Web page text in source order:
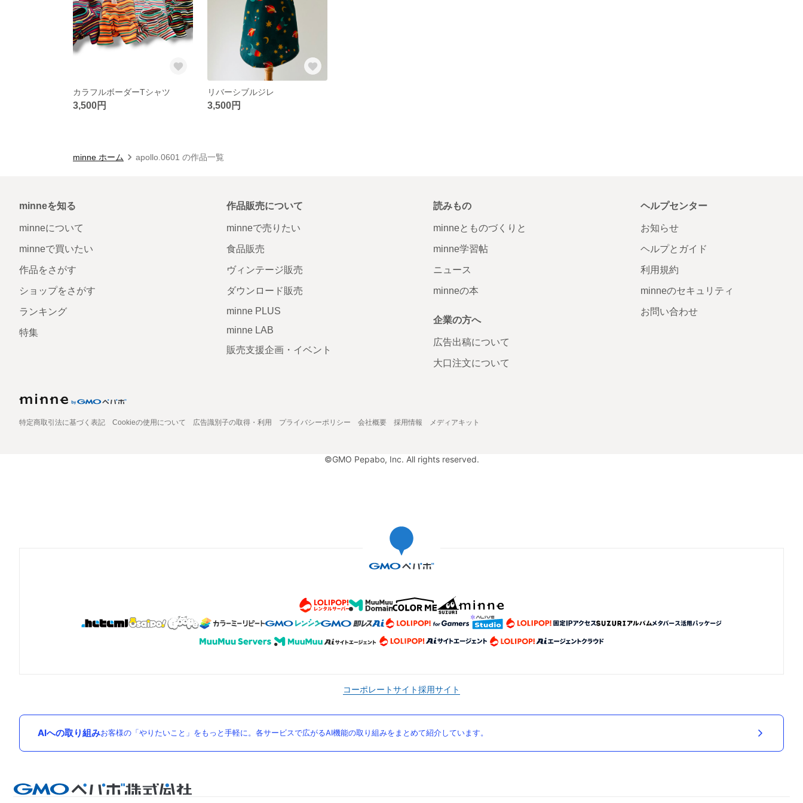
カラフルボーダーTシャツ
3,500円
リバーシブルジレ
3,500円
minne ホーム apollo.0601 の作品一覧
minneを知る
minneについて
minneで買いたい
作品をさがす
ショップをさがす
ランキング
特集
作品販売について
minneで売りたい
食品販売
ヴィンテージ販売
ダウンロード販売
minne PLUS
minne LAB
販売支援企画・イベント
読みもの
minneとものづくりと
minne学習帖
ニュース
minneの本
企業の方へ
広告出稿について
大口注文について
ヘルプセンター
お知らせ
ヘルプとガイド
利用規約
minneのセキュリティ
お問い合わせ
特定商取引法に基づく表記 Cookieの使用について 広告識別子の取得・利用 プライバシーポリシー 会社概要 採用情報 メディアキット
©GMO Pepabo, Inc. All rights reserved.
コーポレートサイト採用サイト
AIへの取り組みお客様の「やりたいこと」をもっと手軽に。各サービスで広がるAI機能の取り組みをまとめて紹介しています。